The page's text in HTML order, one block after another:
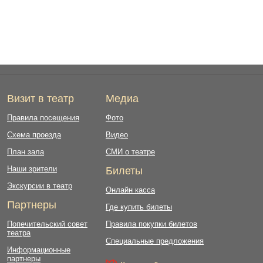
Визит в театр
Правила посещения
Схема проезда
План зала
Наши зрители
Экскурсии в театр
Партнеры
Попечительский совет
театра
Информационные
партнеры
Медиа
Фото
Видео
СМИ о театре
Билеты
Онлайн касса
Где купить билеты
Правила покупки билетов
Специальные предложения